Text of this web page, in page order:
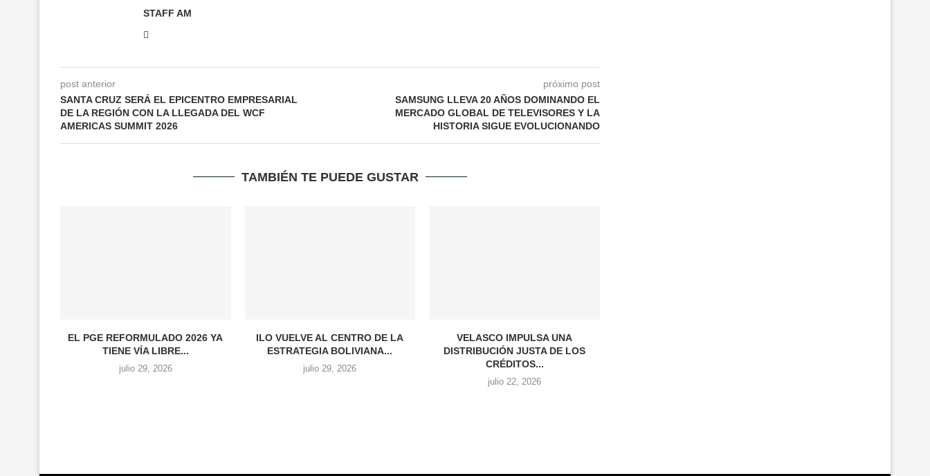
STAFF AM
post anterior
SANTA CRUZ SERÁ EL EPICENTRO EMPRESARIAL
DE LA REGIÓN CON LA LLEGADA DEL WCF
AMERICAS SUMMIT 2026
próximo post
SAMSUNG LLEVA 20 AÑOS DOMINANDO EL
MERCADO GLOBAL DE TELEVISORES Y LA
HISTORIA SIGUE EVOLUCIONANDO
TAMBIÉN TE PUEDE GUSTAR
EL PGE REFORMULADO 2026 YA
TIENE VÍA LIBRE...
julio 29, 2026
ILO VUELVE AL CENTRO DE LA
ESTRATEGIA BOLIVIANA...
julio 29, 2026
VELASCO IMPULSA UNA
DISTRIBUCIÓN JUSTA DE LOS
CRÉDITOS...
julio 22, 2026